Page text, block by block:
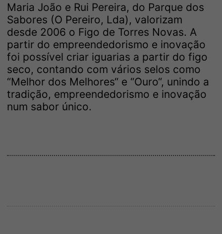
Maria João e Rui Pereira, do Parque dos
Sabores (O Pereiro, Lda), valorizam
desde 2006 o Figo de Torres Novas. A
partir do empreendedorismo e inovação
foi possível criar iguarias a partir do figo
seco, contando com vários selos como
“Melhor dos Melhores“ e “Ouro“, unindo a
tradição, empreendedorismo e inovação
num sabor único.